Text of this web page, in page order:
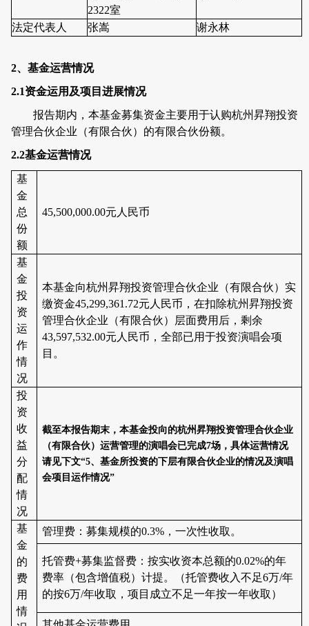
2322室
法定代表人 张嵩 谢永林
2、 基金运营情况
2.1资金运用及项目进展情况
报告期内，本基金募集资金主要用于认购杭州昇翔投资
管理合伙企业（有限合伙）的有限合伙份额。
2.2基金运营情况
基
金
总
份
额
45,500,000.00元人民币
基
金
投
资
运
作
情
况
本基金向杭州昇翔投资管理合伙企业（有限合伙）实
缴资金45,299,361.72元人民币，在扣除杭州昇翔投资
管理合伙企业（有限合伙）层面费用后，剩余
43,597,532.00元人民币，全部已用于投资演唱会项
目。
投
资
收
益
分
配
情
况
截至本报告期末，本基金投向的杭州昇翔投资管理合伙企业
（有限合伙）运营管理的演唱会已完成7场，具体运营情况
请见下文“5、基金所投资的下层有限合伙企业的情况及演唱
会项目运作情况”
基
金
的
费
用
情
管理费：募集规模的0.3% ，一次性收取。
托管费+募集监督费：按实收资本总额的0.02%的年
费率（包含增值税）计提。（托管费收入不足6万/年
的按6万/年收取，项目成立不足一年按一年收取）